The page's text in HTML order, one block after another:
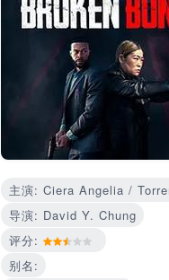
主演: Ciera Angelia /
导演: David Y. Chung
评分:
别名: